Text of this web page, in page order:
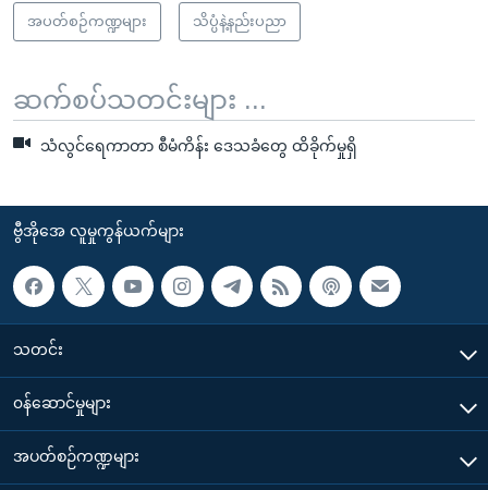
အပတ်စဉ်ကဏ္ဍများ သိပ္ပံနဲ့နည်းပညာ
ဆက်စပ်သတင်းများ ...
သံလွင်ရေကာတာ စီမံကိန်း ဒေသခံတွေ ထိခိုက်မှုရှိ
ဗွီအိုအေ လူမှုကွန်ယက်များ
သတင်း
၀န်ဆောင်မှုများ
အပတ်စဉ်ကဏ္ဍများ